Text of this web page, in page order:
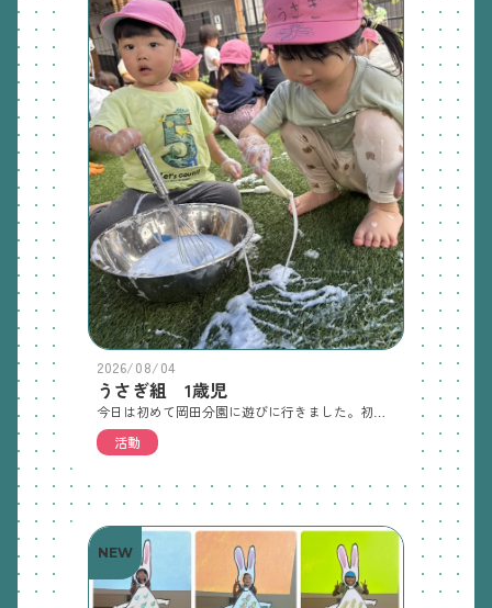
2026/08/04
うさぎ組 1歳児
活動
NEW